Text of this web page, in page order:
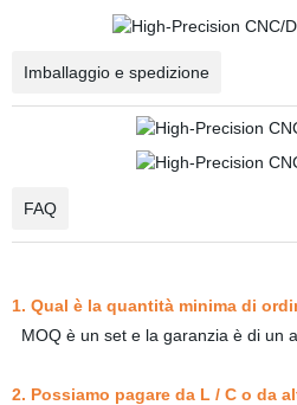
Imballaggio e spedizione
FAQ
1. Qual è la quantità minima di
MOQ è un set e la garanzia è di un
2. Possiamo pagare da L / C o da